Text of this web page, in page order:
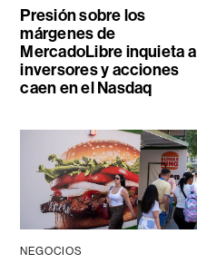
Presión sobre los
márgenes de
MercadoLibre inquieta a
inversores y acciones
caen en el Nasdaq
NEGOCIOS